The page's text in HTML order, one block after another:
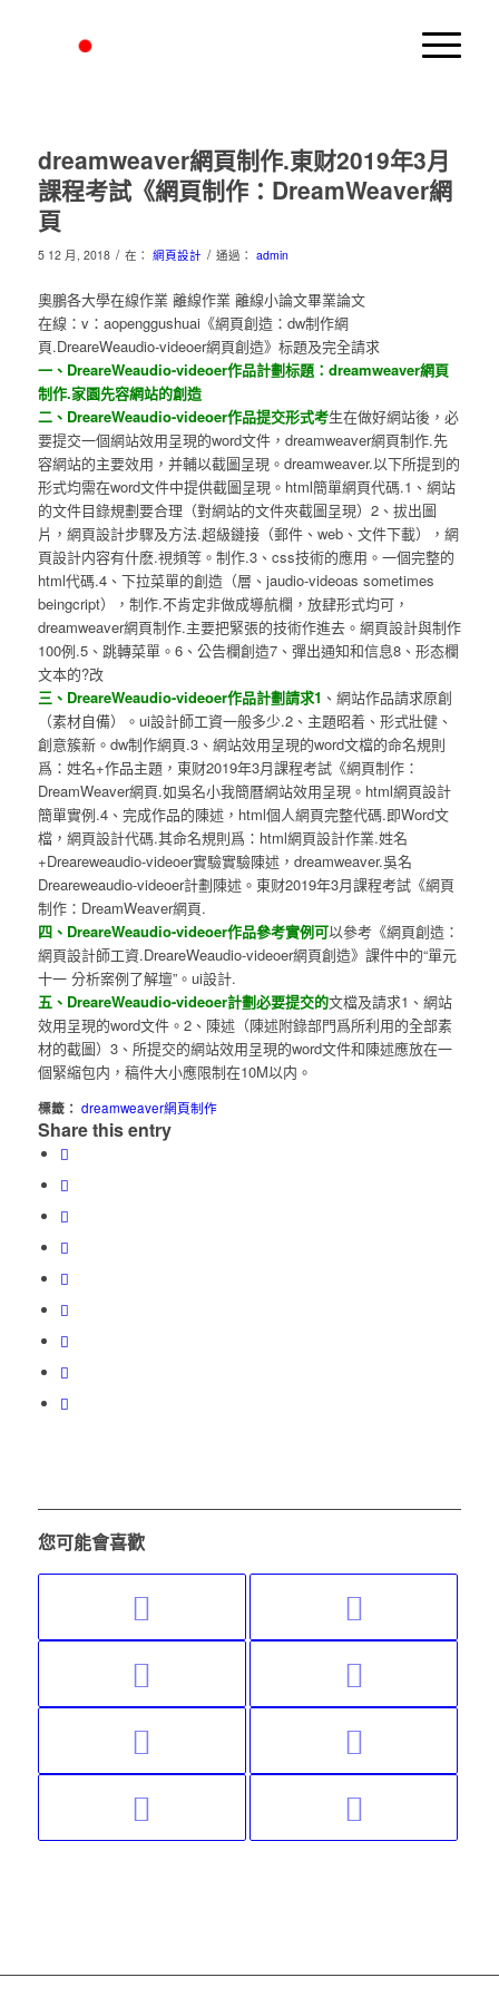
dreamweaver網頁制作.東财2019年3月
課程考試《網頁制作：DreamWeaver網
頁
5 12 月, 2018 / 在： 網頁設計 / 通過： admin
奧鵬各大學在線作業 離線作業 離線小論文畢業論文
在線：v：aopenggushuai《網頁創造：dw制作網
頁.DreareWeaudio-videoer網頁創造》标題及完全請求
一、DreareWeaudio-videoer作品計劃标題：dreamweaver網頁
制作.家園先容網站的創造
二、DreareWeaudio-videoer作品提交形式考生在做好網站後，必
要提交一個網站效用呈現的word文件，dreamweaver網頁制作.先
容網站的主要效用，并輔以截圖呈現。dreamweaver.以下所提到的
形式均需在word文件中提供截圖呈現。html簡單網頁代碼.1、網站
的文件目錄規劃要合理（對網站的文件夾截圖呈現）2、拔出圖
片，網頁設計步驟及方法.超級鏈接（郵件、web、文件下載），網
頁設計内容有什麽.視頻等。制作.3、css技術的應用。一個完整的
html代碼.4、下拉菜單的創造（層、jaudio-videoas sometimes
beingcript），制作.不肯定非做成導航欄，放肆形式均可，
dreamweaver網頁制作.主要把緊張的技術作進去。網頁設計與制作
100例.5、跳轉菜單。6、公告欄創造7、彈出通知和信息8、形态欄
文本的?改
三、DreareWeaudio-videoer作品計劃請求1 、網站作品請求原創
（素材自備）。ui設計師工資一般多少.2、主題昭着、形式壯健、
創意簇新。dw制作網頁.3、網站效用呈現的word文檔的命名規則
爲：姓名+作品主題，東财2019年3月課程考試《網頁制作：
DreamWeaver網頁.如吳名小我簡曆網站效用呈現。html網頁設計
簡單實例.4、完成作品的陳述，html個人網頁完整代碼.即Word文
檔，網頁設計代碼.其命名規則爲：html網頁設計作業.姓名
+Dreareweaudio-videoer實驗實驗陳述，dreamweaver.吳名
Dreareweaudio-videoer計劃陳述。東财2019年3月課程考試《網頁
制作：DreamWeaver網頁.
四、DreareWeaudio-videoer作品參考實例可以參考《網頁創造：
網頁設計師工資.DreareWeaudio-videoer網頁創造》課件中的“單元
十一 分析案例了解壇”。ui設計.
五、DreareWeaudio-videoer計劃必要提交的文檔及請求1、網站
效用呈現的word文件。2、陳述（陳述附錄部門爲所利用的全部素
材的截圖）3、所提交的網站效用呈現的word文件和陳述應放在一
個緊縮包内，稿件大小應限制在10M以内。
標籤： dreamweaver網頁制作
Share this entry
您可能會喜歡